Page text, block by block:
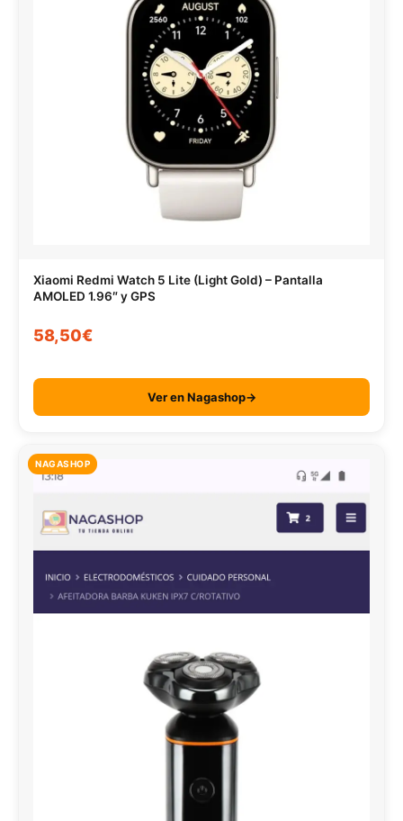
Xiaomi Redmi Watch 5 Lite (Light Gold) – Pantalla
AMOLED 1.96″ y GPS
58,50€
Ver en Nagashop→
NAGASHOP